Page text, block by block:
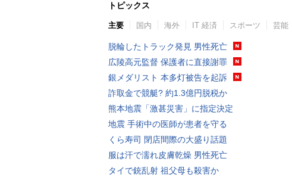
トピックス
主要 国内 海外 IT 経済 スポーツ 芸能
脱輪したトラック発見 男性死亡
広陵高元監督 保護者に直接謝罪
銀メダリスト 本多灯被告を起訴
詐取金で競艇? 約1.3億円脱税か
熊本地震「激甚災害」に指定決定
地震 手術中の医師が患者を守る
くら寿司 閉店間際の大盛り話題
服は汗で濡れ皮膚乾燥 男性死亡
タイで銃乱射 祖父母も殺害か